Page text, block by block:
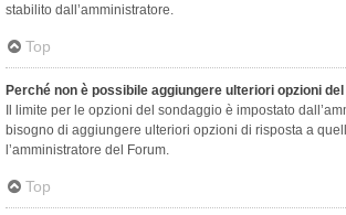
stabilito dall’amministratore.
Top
Perché non è possibile aggiungere ulteriori opzioni
Il limite per le opzioni del sondaggio è impostato
bisogno di aggiungere ulteriori opzioni di risposta a
l’amministratore del Forum.
Top